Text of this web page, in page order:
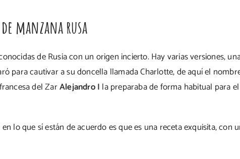
manzana rusa
de Rusia con un origen incierto. Hay varias versiones,
para cautivar a su doncella llamada Charlotte, de aquí el
del ZarAlejandro I la preparaba de forma habitual para
lo que sí están de acuerdo es que es una receta exquisita, con